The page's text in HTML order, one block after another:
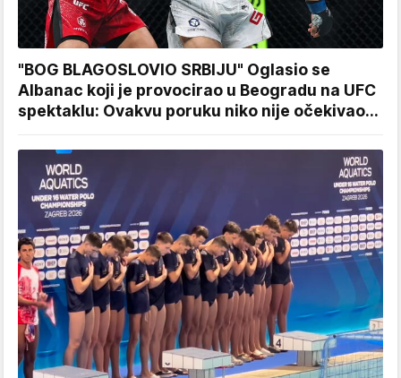
"BOG BLAGOSLOVIO SRBIJU" Oglasio se
Albanac koji je provocirao u Beogradu na UFC
spektaklu: Ovakvu poruku niko nije očekivao...